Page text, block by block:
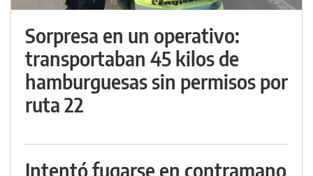
Sorpresa en un operativo:
transportaban 45 kilos de
hamburguesas sin permisos por
ruta 22
Intentó fugarse en contramano